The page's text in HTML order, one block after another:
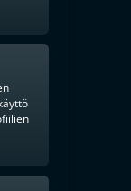
Harjula